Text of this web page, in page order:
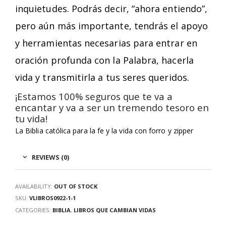
inquietudes. Podrás decir, “ahora entiendo”,
pero aún más importante, tendrás el apoyo
y herramientas necesarias para entrar en
oración profunda con la Palabra, hacerla
vida y transmitirla a tus seres queridos.
¡Estamos 100% seguros que te va a
encantar y va a ser un tremendo tesoro en
tu vida!
La Biblia católica para la fe y la vida con forro y zipper
REVIEWS (0)
AVAILABILITY: OUT OF STOCK
SKU: VLIBROS0922-1-1
CATEGORIES: BIBLIA, LIBROS QUE CAMBIAN VIDAS